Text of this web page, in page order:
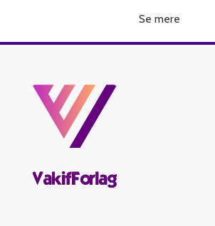
Se mere